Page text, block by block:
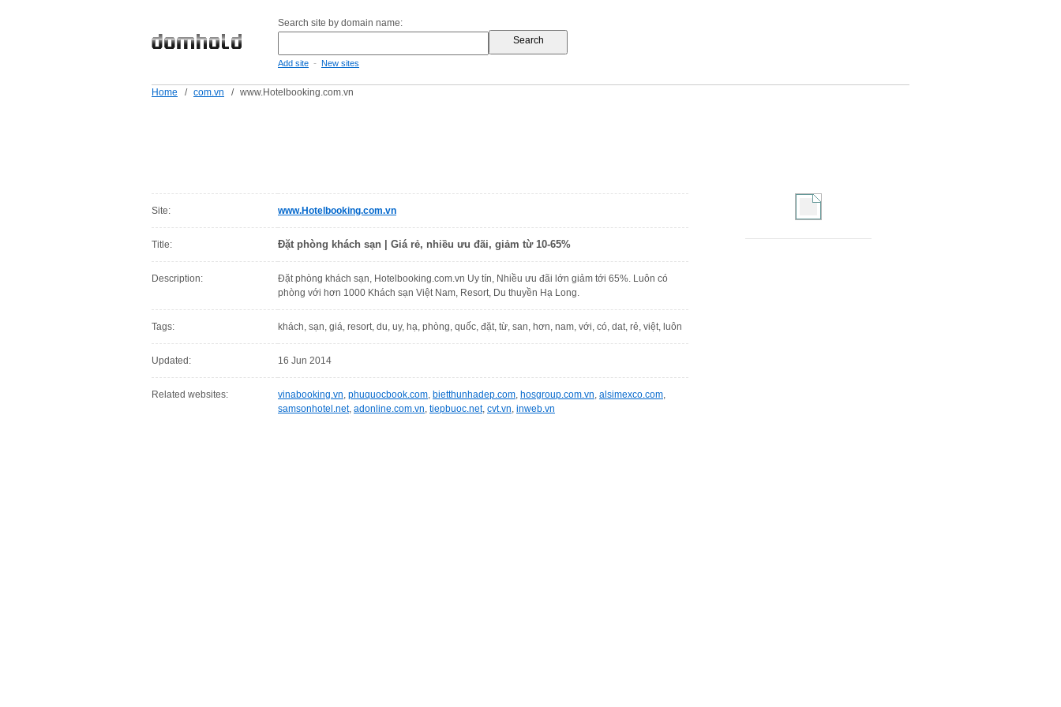
Search site by domain name:
Add site - New sites
Home / com.vn / www.Hotelbooking.com.vn
Site: www.Hotelbooking.com.vn
Title: Đặt phòng khách sạn | Giá rẻ, nhiều ưu đãi, giảm từ 10-65%
Description:
Đặt phòng khách sạn, Hotelbooking.com.vn Uy tín, Nhiều ưu đãi lớn giảm tới 65%. Luôn có
phòng với hơn 1000 Khách sạn Việt Nam, Resort, Du thuyền Hạ Long.
Tags: khách, sạn, giá, resort, du, uy, hạ, phòng, quốc, đặt, từ, san, hơn, nam, với, có, dat, rẻ, việt, luôn
Updated: 16 Jun 2014
Related websites: vinabooking.vn, phuquocbook.com, bietthunhadep.com, hosgroup.com.vn, alsimexco.com,
samsonhotel.net, adonline.com.vn, tiepbuoc.net, cvt.vn, inweb.vn